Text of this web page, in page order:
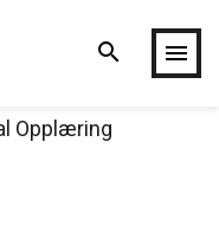
search menu
Opplæring